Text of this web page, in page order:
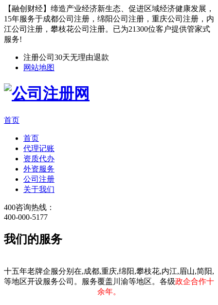
【融创财经】缔造产业经济新生态、促进区域经济健康发展，
15年服务于成都公司注册，绵阳公司注册，重庆公司注册，内
江公司注册，攀枝花公司注册。已为21300位客户提供管家式
服务!
注册公司30天无理由退款
网站地图
首页
首页
代理记账
资质代办
外资服务
公司注册
关于我们
400咨询热线：
400-000-5177
我们的服务
十五年老牌企服分别在,成都,重庆,绵阳,攀枝花,内江,眉山,简阳,
等地区开设服务公司。服务覆盖川渝等地区。各级政企合作十
余年。